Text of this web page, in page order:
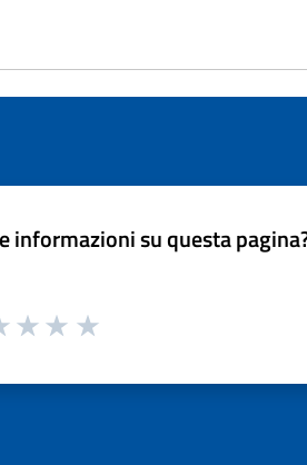
informazioni su questa